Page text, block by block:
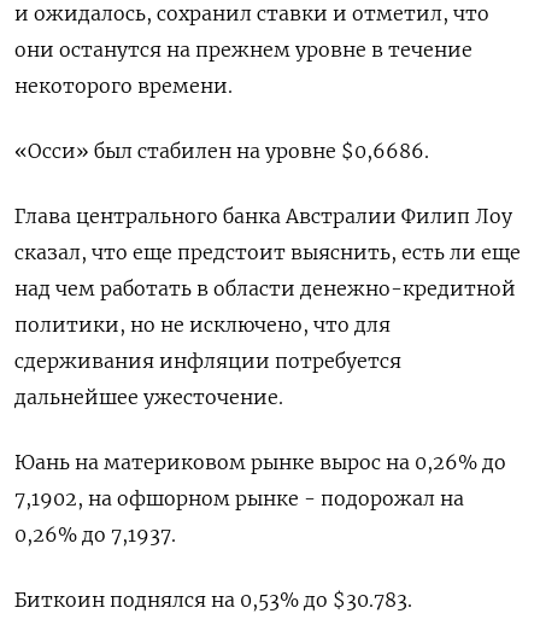
и ожидалось, сохранил ставки и отметил, что
они останутся на прежнем уровне в течение
некоторого времени.
«Осси» был стабилен на уровне $0,6686​.
Глава центрального банка Австралии Филип Лоу
сказал, что еще предстоит выяснить, есть ли еще
над чем работать в области денежно-кредитной
политики, но не исключено, что для
сдерживания инфляции потребуется
дальнейшее ужесточение.
Юань на материковом рынке вырос на 0,26% до​
7,1902​, на офшорном рынке - подорожал на
0,26% до 7,1937.
Биткоин поднялся на 0,53% до $30.783.